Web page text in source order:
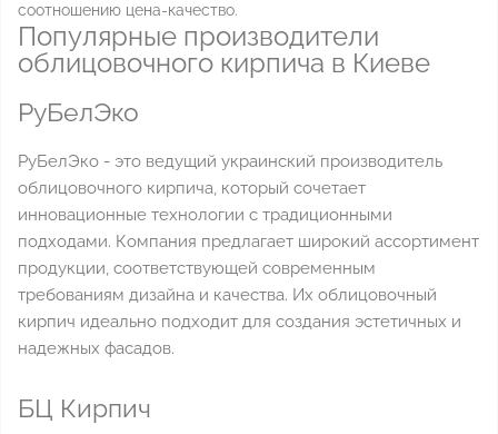
соотношению цена-качество.
Популярные производители
облицовочного кирпича в Киеве
РуБелЭко
РуБелЭко - это ведущий украинский производитель
облицовочного кирпича, который сочетает
инновационные технологии с традиционными
подходами. Компания предлагает широкий ассортимент
продукции, соответствующей современным
требованиям дизайна и качества. Их облицовочный
кирпич идеально подходит для создания эстетичных и
надежных фасадов.
БЦ Кирпич